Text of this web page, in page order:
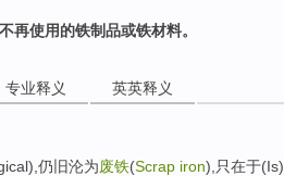
再使用的铁制品或铁材料。
专业释义 英英释义
仍旧沦为废铁(Scrap iron),只在于